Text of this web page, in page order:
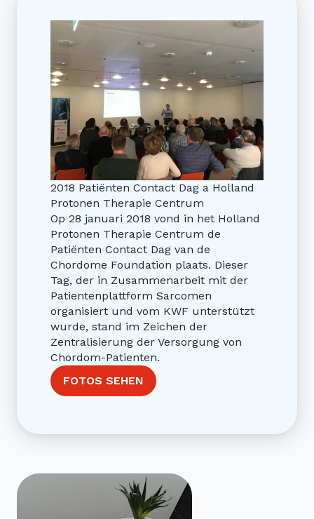
2018 Patiënten Contact Dag a Holland
Protonen Therapie Centrum
Op 28 januari 2018 vond in het Holland
Protonen Therapie Centrum de
Patiënten Contact Dag van de
Chordome Foundation plaats. Dieser
Tag, der in Zusammenarbeit mit der
Patientenplattform Sarcomen
organisiert und vom KWF unterstützt
wurde, stand im Zeichen der
Zentralisierung der Versorgung von
Chordom-Patienten.
FOTOS SEHEN